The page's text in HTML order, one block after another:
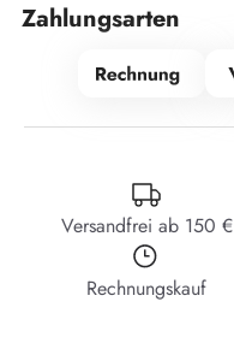
Zahlungsarten
Versandfrei ab 150 €
Rechnungskauf